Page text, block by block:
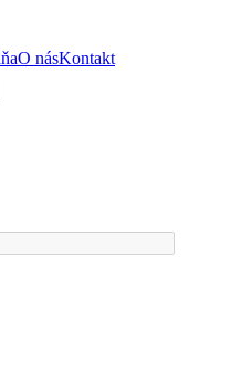
O násKontakt